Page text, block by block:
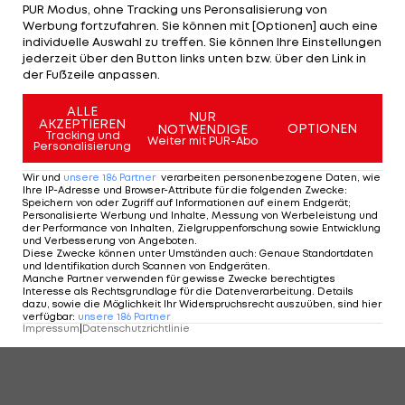
US Open(7x): 1901, 1902, 1907-1911
KOMMENTARE
PUR Modus, ohne Tracking uns Peronsalisierung von
Werbung fortzufahren. Sie können mit [Optionen] auch eine
individuelle Auswahl zu treffen. Sie können Ihre Einstellungen
jederzeit über den Button links unten bzw. über den Link in
der Fußzeile anpassen.
ALLE
AKZEPTIEREN
Tracking und
Personalisierung
NUR
NOTWENDIGE
Weiter mit PUR-Abo
OPTIONEN
Wir und unsere 186 Partner verarbeiten personenbezogene Daten, wie
Ihre IP-Adresse und Browser-Attribute für die folgenden Zwecke:
Speichern von oder Zugriff auf Informationen auf einem Endgerät;
Personalisierte Werbung und Inhalte, Messung von Werbeleistung und
der Performance von Inhalten, Zielgruppenforschung sowie Entwicklung
und Verbesserung von Angeboten
Diese Zwecke können unter Umständen auch: Genaue Standortdaten
und Identifikation durch Scannen von Endgeräten
Manche Partner verwenden für gewisse Zwecke berechtigtes
Interesse als Rechtsgrundlage für die Datenverarbeitung. Details
dazu, sowie die Möglichkeit Ihr Widerspruchsrecht auszuüben, sind hier
verfügbar: unsere 186 Partner
Impressum|Datenschutzrichtlinie